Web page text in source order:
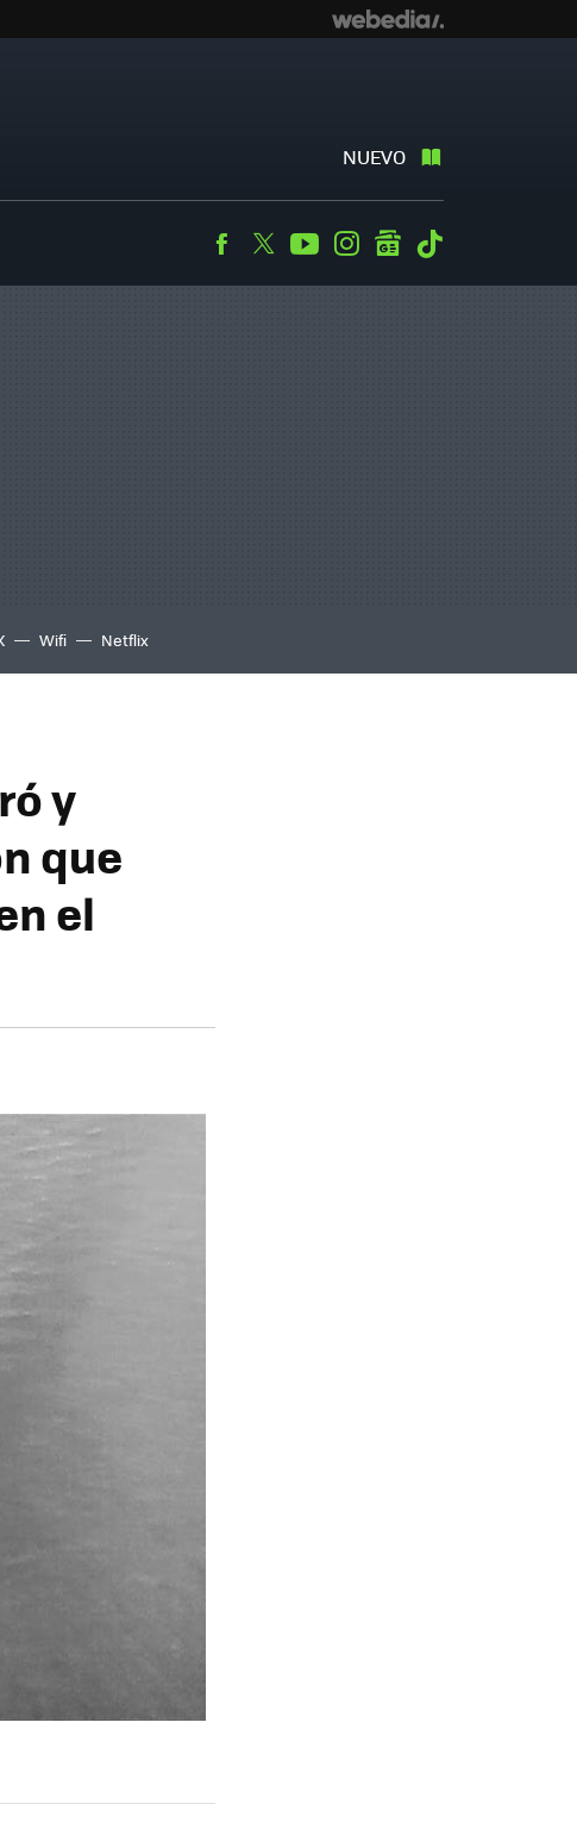
NUEVO
Facebook
TwitterYoutubeInstagramgooglenews
Wifi Netflix
y
que
el